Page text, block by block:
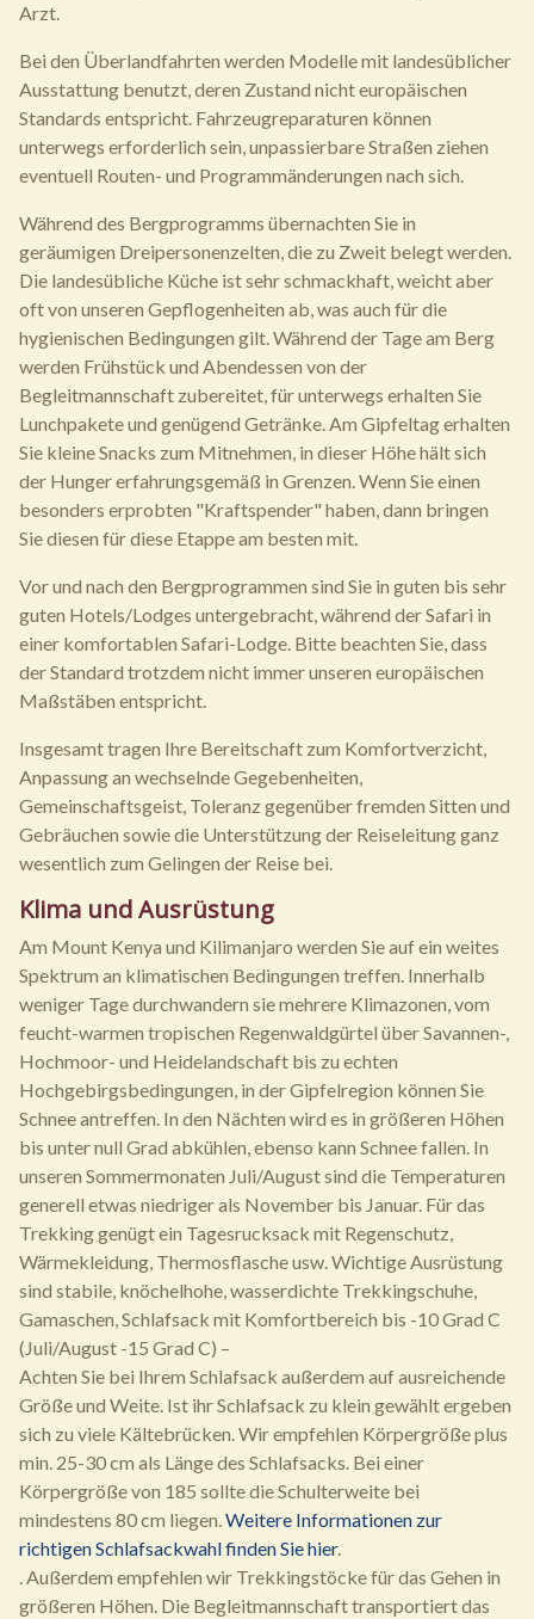
Arzt.
Bei den Überlandfahrten werden Modelle mit landesüblicher
Ausstattung benutzt, deren Zustand nicht europäischen
Standards entspricht. Fahrzeugreparaturen können
unterwegs erforderlich sein, unpassierbare Straßen ziehen
eventuell Routen- und Programmänderungen nach sich.
Während des Bergprogramms übernachten Sie in
geräumigen Dreipersonenzelten, die zu Zweit belegt werden.
Die landesübliche Küche ist sehr schmackhaft, weicht aber
oft von unseren Gepflogenheiten ab, was auch für die
hygienischen Bedingungen gilt. Während der Tage am Berg
werden Frühstück und Abendessen von der
Begleitmannschaft zubereitet, für unterwegs erhalten Sie
Lunchpakete und genügend Getränke. Am Gipfeltag erhalten
Sie kleine Snacks zum Mitnehmen, in dieser Höhe hält sich
der Hunger erfahrungsgemäß in Grenzen. Wenn Sie einen
besonders erprobten "Kraftspender" haben, dann bringen
Sie diesen für diese Etappe am besten mit.
Vor und nach den Bergprogrammen sind Sie in guten bis sehr
guten Hotels/Lodges untergebracht, während der Safari in
einer komfortablen Safari-Lodge. Bitte beachten Sie, dass
der Standard trotzdem nicht immer unseren europäischen
Maßstäben entspricht.
Insgesamt tragen Ihre Bereitschaft zum Komfortverzicht,
Anpassung an wechselnde Gegebenheiten,
Gemeinschaftsgeist, Toleranz gegenüber fremden Sitten und
Gebräuchen sowie die Unterstützung der Reiseleitung ganz
wesentlich zum Gelingen der Reise bei.
Klima und Ausrüstung
Am Mount Kenya und Kilimanjaro werden Sie auf ein weites
Spektrum an klimatischen Bedingungen treffen. Innerhalb
weniger Tage durchwandern sie mehrere Klimazonen, vom
feucht-warmen tropischen Regenwaldgürtel über Savannen-,
Hochmoor- und Heidelandschaft bis zu echten
Hochgebirgsbedingungen, in der Gipfelregion können Sie
Schnee antreffen. In den Nächten wird es in größeren Höhen
bis unter null Grad abkühlen, ebenso kann Schnee fallen. In
unseren Sommermonaten Juli/August sind die Temperaturen
generell etwas niedriger als November bis Januar. Für das
Trekking genügt ein Tagesrucksack mit Regenschutz,
Wärmekleidung, Thermosflasche usw. Wichtige Ausrüstung
sind stabile, knöchelhohe, wasserdichte Trekkingschuhe,
Gamaschen, Schlafsack mit Komfortbereich bis -10 Grad C
(Juli/August -15 Grad C) –
Achten Sie bei Ihrem Schlafsack außerdem auf ausreichende
Größe und Weite. Ist ihr Schlafsack zu klein gewählt ergeben
sich zu viele Kältebrücken. Wir empfehlen Körpergröße plus
min. 25-30 cm als Länge des Schlafsacks. Bei einer
Körpergröße von 185 sollte die Schulterweite bei
mindestens 80 cm liegen.Weitere Informationen zur
richtigen Schlafsackwahl finden Sie hier.
. Außerdem empfehlen wir Trekkingstöcke für das Gehen in
größeren Höhen. Die Begleitmannschaft transportiert das